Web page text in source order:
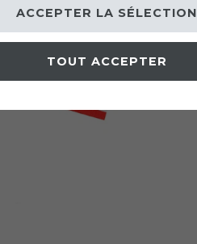
TOUT ACCEPTER
ACCEPTER LA SÉLECTION